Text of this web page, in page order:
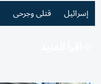
إسرائيل قتلى وجرحى